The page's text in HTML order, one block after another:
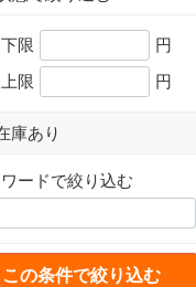
限
円
限
円
庫あり
ードで絞り込む
この条件で絞り込む